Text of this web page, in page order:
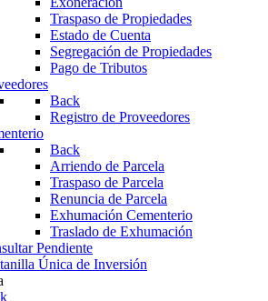
Traspaso de Propiedades
Estado de Cuenta
Segregación de Propiedades
Pago de Tributos
Back
Registro de Proveedores
Back
Arriendo de Parcela
Traspaso de Parcela
Renuncia de Parcela
Exhumación Cementerio
Traslado de Exhumación
Pendiente
Única de Inversión